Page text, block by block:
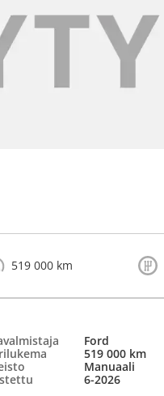
519 000 km
Ford
519 000 km
Manuaali
6-2026